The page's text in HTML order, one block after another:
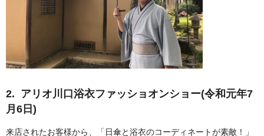
2. アリオ川口浴衣ファッショオンショー(令和元年7
月6日)
来店されたお客様から、「日傘と浴衣のコーディネートが素敵！」